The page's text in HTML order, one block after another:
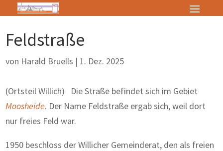
Feldstraße
von Harald Bruells | 1. Dez. 2025
(Ortsteil Willich) Die Straße befindet sich im Gebiet
Moosheide. Der Name Feldstraße ergab sich, weil dort
nur freies Feld war.
1950 beschloss der Willicher Gemeinderat, den als freien